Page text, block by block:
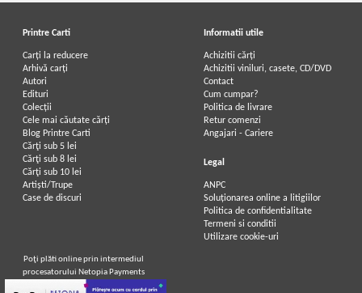
Printre Carti
Carți la reducere
Arhivă carți
Autori
Edituri
Colecții
Cele mai căutate cărți
Blog Printre Carti
Cărţi sub 5 lei
Cărţi sub 8 lei
Cărţi sub 10 lei
Artiști/Trupe
Case de discuri
Informatii utile
Achizitii cărți
Achizitii viniluri, casete, CD/DVD
Contact
Cum cumpar?
Politica de livrare
Retur comenzi
Angajari - Cariere
Legal
ANPC
Soluționarea online a litigiilor
Politica de confidentialitate
Termeni si conditii
Utilizare cookie-uri
Poţi plăti online prin intermediul
procesatorului Netopia Payments